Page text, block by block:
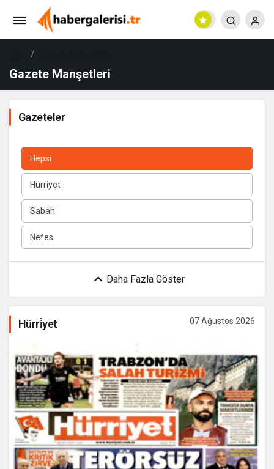
Gazete Manşetleri
Gazeteler
Hepsi
Hürri̇yet
Sabah
Nefes
Daha Fazla Göster
Hürri̇yet 07 Ağustos 2026